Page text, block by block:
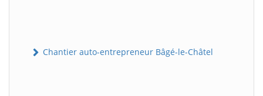
Chantier auto-entrepreneur Bâgé-le-Châtel